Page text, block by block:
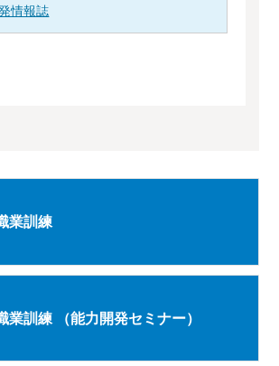
情報誌
業訓練
業訓練 （能力開発セミナー）